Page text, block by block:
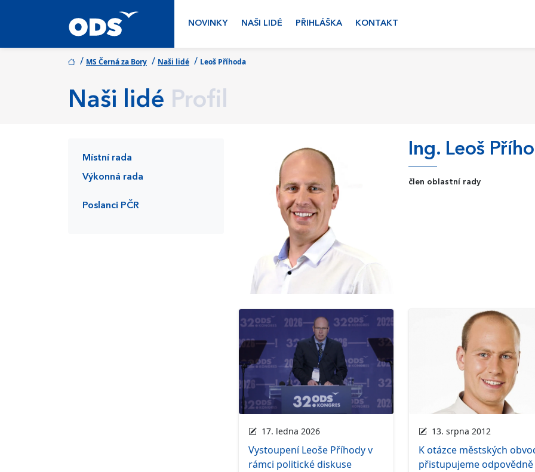
NOVINKY NAŠI LIDÉ PŘIHLÁŠKA KONTAKT
/ MS Černá za Bory / Naši lidé / Leoš Příhoda
Naši lidé Profil
Místní rada
Výkonná rada
Poslanci PČR
Ing. Leoš
člen oblastní rady
17. ledna 2026
Vystoupení Leoše Příhody v
rámci politické diskuse
13. srpna 2012
K otázce městských
přistupujeme odpovědně